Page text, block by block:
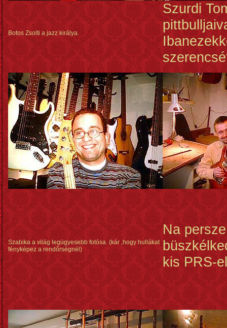
Botos Zsolti a jazz királya.
Szurdi
Szabika a világ legügyesebb fotósa. (kár ,hogy hullákat
fényképez a rendőrségnél)
Na persze
kis PRS-